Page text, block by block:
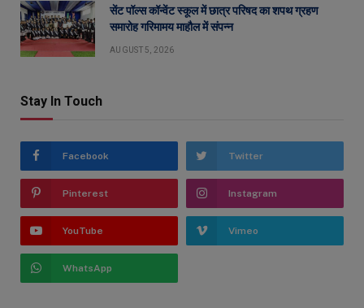
सेंट पॉल्स कॉन्वेंट स्कूल में छात्र परिषद का शपथ ग्रहण
समारोह गरिमामय माहौल में संपन्न
AUGUST 5, 2026
Stay In Touch
Facebook Twitter
Pinterest Instagram
YouTube Vimeo
WhatsApp